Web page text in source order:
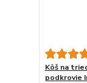
Kôš na
podkrovie